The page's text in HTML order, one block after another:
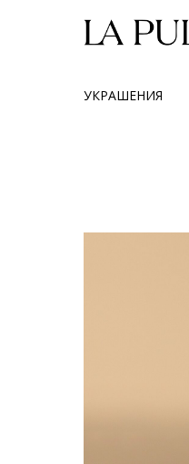
УКРАШЕНИЯ